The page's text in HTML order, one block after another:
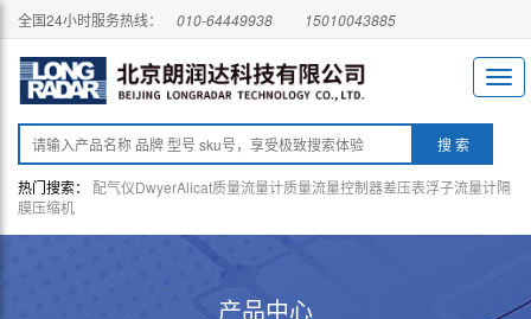
全国24小时服务热线： 010-64449938 15010043885
热门搜索： 配气仪DwyerAlicat质量流量计质量流量控制器差压表浮子流量计隔
膜压缩机
产品中心